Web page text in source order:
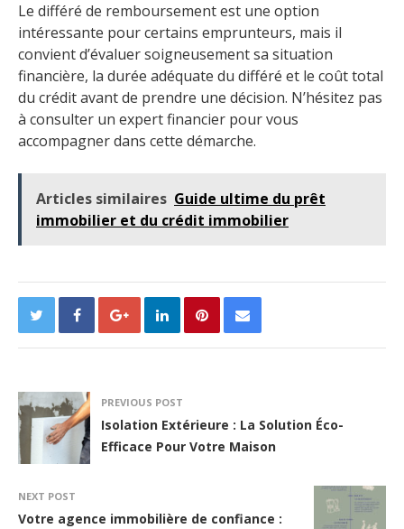
Le différé de remboursement est une option
intéressante pour certains emprunteurs, mais il
convient d’évaluer soigneusement sa situation
financière, la durée adéquate du différé et le coût total
du crédit avant de prendre une décision. N’hésitez pas
à consulter un expert financier pour vous
accompagner dans cette démarche.
Articles similaires Guide ultime du prêt
immobilier et du crédit immobilier
PREVIOUS POST
Isolation Extérieure : La Solution Éco-
Efficace Pour Votre Maison
NEXT POST
Votre agence immobilière de confiance :